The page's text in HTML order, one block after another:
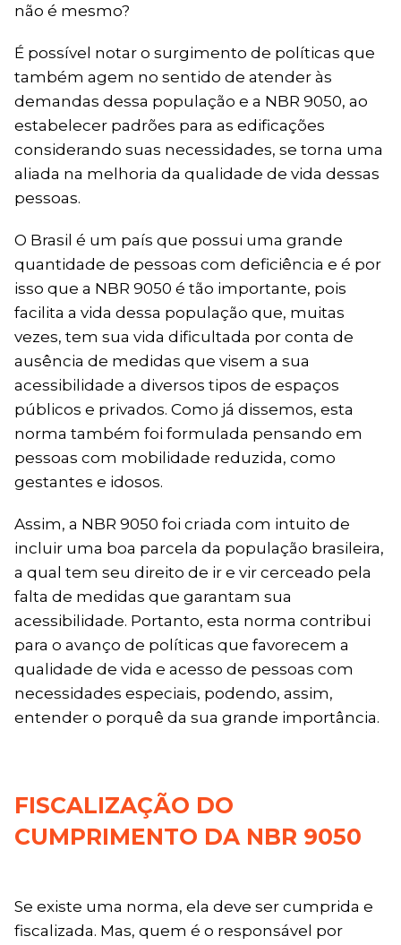
não é mesmo?
É possível notar o surgimento de políticas que
também agem no sentido de atender às
demandas dessa população e a NBR 9050, ao
estabelecer padrões para as edificações
considerando suas necessidades, se torna uma
aliada na melhoria da qualidade de vida dessas
pessoas.
O Brasil é um país que possui uma grande
quantidade de pessoas com deficiência e é por
isso que a NBR 9050 é tão importante, pois
facilita a vida dessa população que, muitas
vezes, tem sua vida dificultada por conta de
ausência de medidas que visem a sua
acessibilidade a diversos tipos de espaços
públicos e privados. Como já dissemos, esta
norma também foi formulada pensando em
pessoas com mobilidade reduzida, como
gestantes e idosos.
Assim, a NBR 9050 foi criada com intuito de
incluir uma boa parcela da população brasileira,
a qual tem seu direito de ir e vir cerceado pela
falta de medidas que garantam sua
acessibilidade. Portanto, esta norma contribui
para o avanço de políticas que favorecem a
qualidade de vida e acesso de pessoas com
necessidades especiais, podendo, assim,
entender o porquê da sua grande importância.
FISCALIZAÇÃO DO
CUMPRIMENTO DA NBR 9050
Se existe uma norma, ela deve ser cumprida e
fiscalizada. Mas, quem é o responsável por